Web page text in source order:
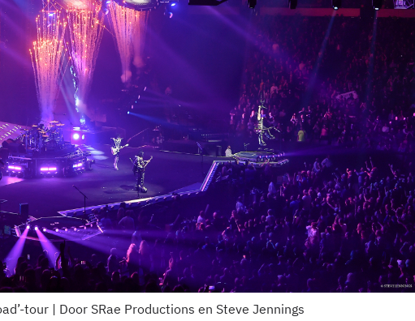
tour | Door SRae Productions en Steve Jennings